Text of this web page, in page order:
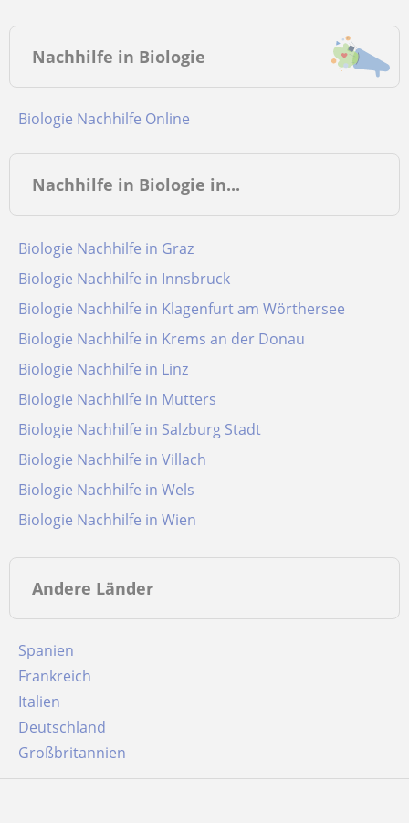
Nachhilfe in Biologie
Biologie Nachhilfe Online
Nachhilfe in Biologie in...
Biologie Nachhilfe in Graz
Biologie Nachhilfe in Innsbruck
Biologie Nachhilfe in Klagenfurt am Wörthersee
Biologie Nachhilfe in Krems an der Donau
Biologie Nachhilfe in Linz
Biologie Nachhilfe in Mutters
Biologie Nachhilfe in Salzburg Stadt
Biologie Nachhilfe in Villach
Biologie Nachhilfe in Wels
Biologie Nachhilfe in Wien
Andere Länder
Spanien
Frankreich
Italien
Deutschland
Großbritannien